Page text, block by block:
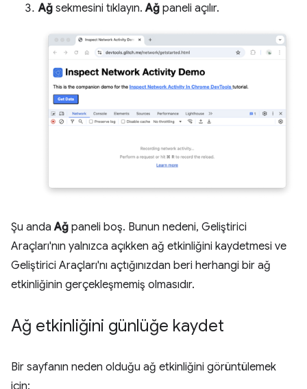
Ağ sekmesini tıklayın.Ağ paneli açılır.
Şu andaAğ paneli boş. Bunun nedeni, Geliştirici
Araçları'nın yalnızca açıkken ağ etkinliğini kaydetmesi ve
Geliştirici Araçları'nı açtığınızdan beri herhangi bir ağ
etkinliğinin gerçekleşmemiş olmasıdır.
Ağ etkinliğini günlüğe kaydet
Bir sayfanın neden olduğu ağ etkinliğini görüntülemek